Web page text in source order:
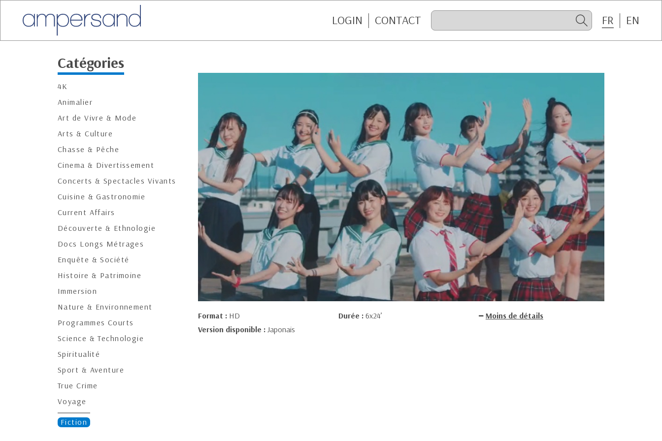
LOGIN CONTACT FR EN
Catégories
4K
Animalier
Art de Vivre & Mode
Arts & Culture
Chasse & Pêche
Cinema & Divertissement
Concerts & Spectacles Vivants
Cuisine & Gastronomie
Current Affairs
Découverte & Ethnologie
Docs Longs Métrages
Enquête & Société
Histoire & Patrimoine
Immersion
Nature & Environnement
Programmes Courts
Science & Technologie
Spiritualité
Sport & Aventure
True Crime
Voyage
Fiction
Format : HD Durée : 6x24’
Moins de détails
Version disponible : Japonais